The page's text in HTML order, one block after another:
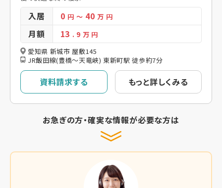
入居 0 円 ～ 40万 円
月額 13 . 9 万 円
愛知県 新城市 屋敷145
JR飯田線(豊橋～天竜峡) 東新町駅 徒歩約7分
資料請求する もっと詳しくみる
お急ぎの方・確実な情報が必要な方は